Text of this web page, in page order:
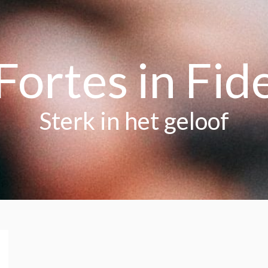
in
Sterk in het geloof